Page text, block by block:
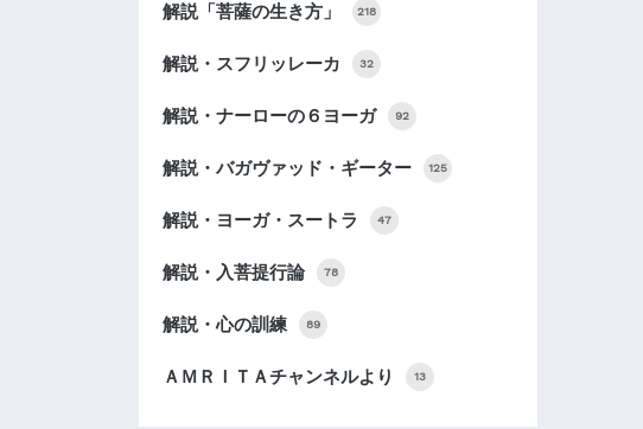
解説「菩薩の生き方」 218
解説・スフリッレーカ 32
解説・ナーローの６ヨーガ 92
解説・バガヴァッド・ギーター 125
解説・ヨーガ・スートラ 47
解説・入菩提行論 78
解説・心の訓練 89
ＡＭＲＩＴＡチャンネルより 13